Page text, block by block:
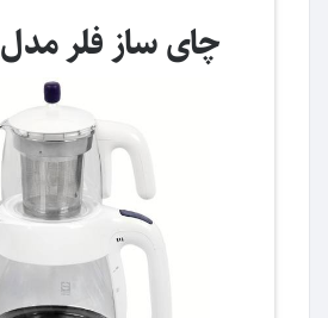
چای ساز فلر مدل TS 070